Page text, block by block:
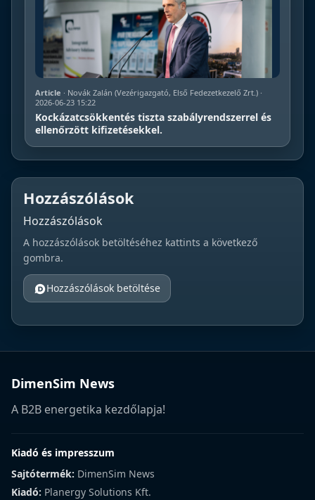
Article · Novák Zalán (Vezérigazgató, Első Fedezetkezelő Zrt.) ·
2026-06-23 15:22
Kockázatcsökkentés tiszta szabályrendszerrel és
ellenőrzött kifizetésekkel.
Hozzászólások
Hozzászólások
A hozzászólások betöltéséhez kattints a következő
gombra.
Hozzászólások betöltése
DimenSim News
A B2B energetika kezdőlapja!
Kiadó és impresszum
Sajtótermék: DimenSim News
Kiadó: Planergy Solutions Kft.